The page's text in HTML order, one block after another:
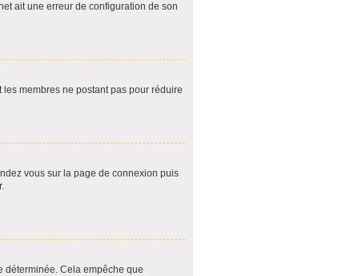
ait une erreur de configuration de son
les membres ne postant pas pour réduire
vous sur la page de connexion puis
déterminée. Cela empêche que